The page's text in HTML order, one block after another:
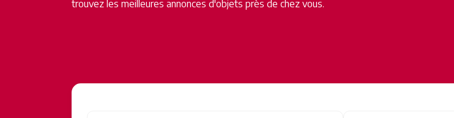
trouvez les meilleures annonces d'objets près de chez vous.